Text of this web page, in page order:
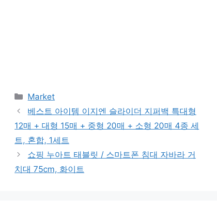
Categories
Market
베스트 아이템 이지엔 슬라이더 지퍼백 특대형
12매 + 대형 15매 + 중형 20매 + 소형 20매 4종 세
트, 혼합, 1세트
쇼핑 누아트 태블릿 / 스마트폰 침대 자바라 거
치대 75cm, 화이트